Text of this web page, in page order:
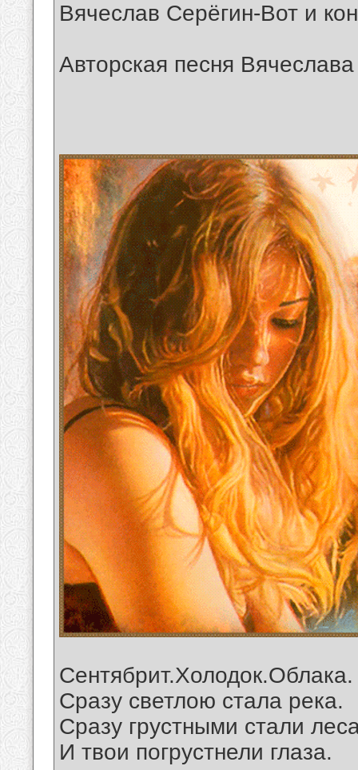
Вячеслав Серёгин-Вот и
Авторская песня
Сентябрит.Холодок.Облака.
Сразу светлою стала река.
Сразу грустными стали
И твои погрустнели глаза.